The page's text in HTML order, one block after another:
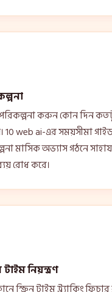
পরিকল্পনা করুন কোন দিন
10 web ai-এর সময়সীমা
মাসিক অভ্যাস গঠনে
রোধ করে।
নিয়ন্ত্রণ